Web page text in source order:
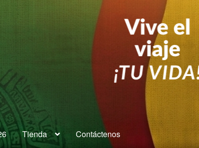
Tienda Contáctenos